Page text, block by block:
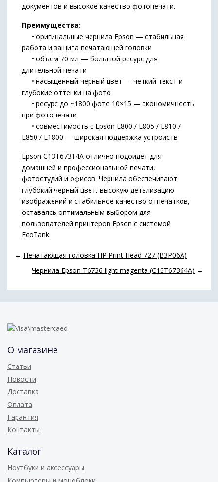
документов и высокое качество фотопечати.
Преимущества:
• оригинальные чернила Epson — стабильная
работа и защита печатающей головки
• объём 70 мл — большой ресурс для
длительной печати
• насыщенный чёрный цвет — чёткий текст и
глубокие оттенки на фото
• ресурс до ~1800 фото 10×15 — экономичность
при фотопечати
• совместимость с Epson L800 / L805 / L810 /
L850 / L1800 — широкая поддержка устройств
Epson C13T67314A отлично подойдёт для
домашней и профессиональной печати,
фотостудий и офисов. Чернила обеспечивают
глубокий чёрный цвет, высокую детализацию
изображений и стабильное качество отпечатков,
оставаясь оптимальным выбором для
пользователей принтеров Epson с системой
EcoTank.
← Печатающая головка HP Print Head 727 (B3P06A)
Чернила Epson T6736 light magenta (C13T67364A) →
О магазине
Статьи
Новости
Доставка
Оплата
Гарантия
Контакты
Каталог
Ноутбуки и аксессуары